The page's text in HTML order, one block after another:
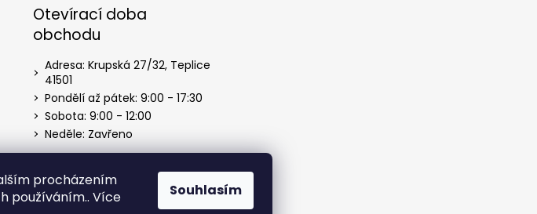
procházením
používáním.. Více
Souhlasím
Otevírací doba
obchodu
Adresa: Krupská 27/32, Teplice
41501
Pondělí až pátek: 9:00 - 17:30
Sobota: 9:00 - 12:00
Neděle: Zavřeno